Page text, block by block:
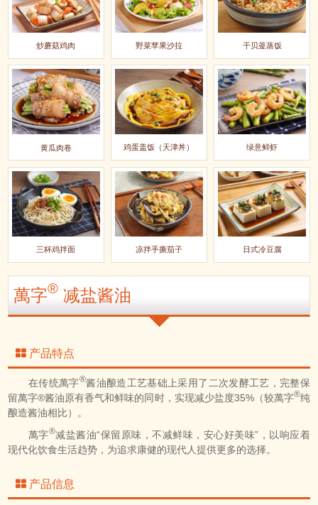
炒蘑菇鸡肉 野菜苹果沙拉 干贝釜蒸饭
黄瓜肉卷 鸡蛋盖饭（天津丼） 绿意鲜虾
三杯鸡拌面 凉拌手撕茄子 日式冷豆腐
萬字® 减盐酱油
产品特点
在传统萬字®酱油酿造工艺基础上采用了二次发酵工艺，完整保
留萬字®酱油原有香气和鲜味的同时，实现减少盐度35%（较萬字®纯
酿造酱油相比）。
萬字®减盐酱油“保留原味，不减鲜味，安心好美味”，以响应着
现代化饮食生活趋势，为追求康健的现代人提供更多的选择。
产品信息